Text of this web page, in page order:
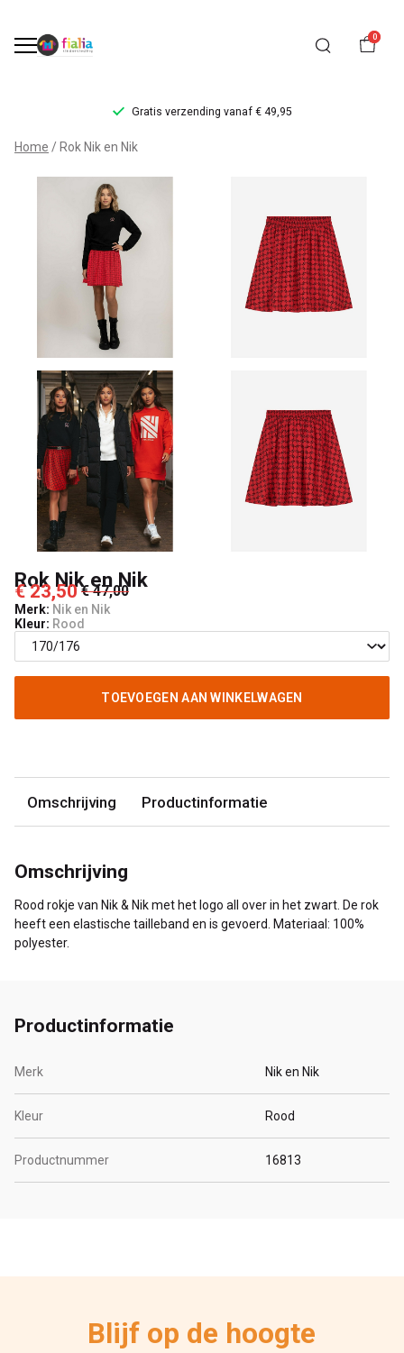
0
Gratis verzending vanaf € 49,95
Rok
Nik
FiaLia
Kinderkleding
Home Rok Nik en Nik
Rok Nik en Nik
€ 23,50 € 47,00
Merk: Nik en Nik
Kleur: Rood
TOEVOEGEN AAN WINKELWAGEN
Omschrijving Productinformatie
Omschrijving
Rood rokje van Nik & Nik met het logo all over in het zwart. De rok
heeft een elastische tailleband en is gevoerd. Materiaal: 100%
polyester.
Productinformatie
Merk Nik en Nik
Kleur Rood
Productnummer 16813
Blijf op de hoogte